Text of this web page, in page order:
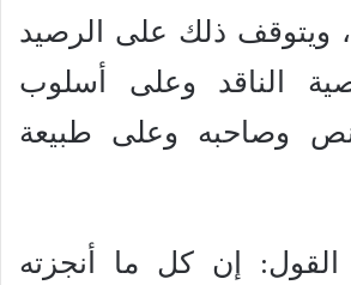
ويتوقف ذلك على الرصيد
الناقد وعلى أسلوب
وصاحبه وعلى طبيعة
القول: إن كل ما أنجزته